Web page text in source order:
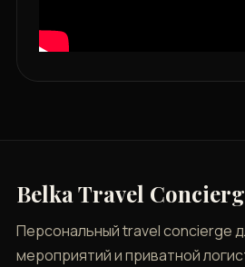
Belka Travel
Персональный travel concierge
мероприятий и приватной